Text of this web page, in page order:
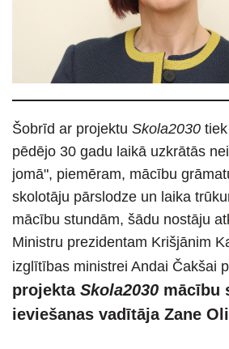
Šobrīd ar projektu Skola2030
pēdējo 30 gadu laikā uzkrātās
jomā", piemēram, mācību
skolotāju pārslodze un laika
mācību stundām, šādu nostāju
Ministru prezidentam Krišjānim
izglītības ministrei Andai Čakšai
projekta Skola2030 mācību
ieviešanas vadītāja Zane